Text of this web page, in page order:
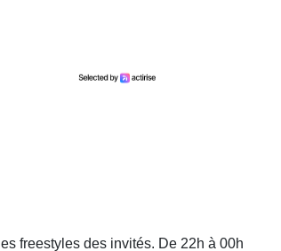
freestyles des invités. De 22h à 00h